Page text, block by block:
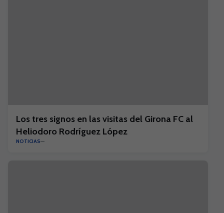
Los tres signos en las visitas del Girona FC al
Heliodoro Rodríguez López
NOTICIAS